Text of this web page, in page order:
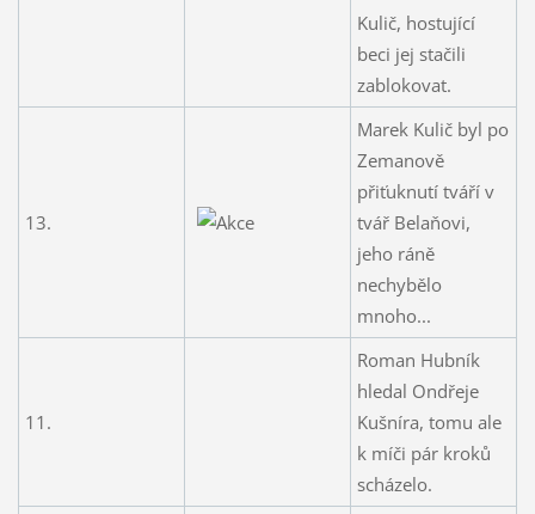
Kulič, hostující
beci jej stačili
zablokovat.
13.
Marek Kulič byl po
Zemanově
přiťuknutí tváří v
tvář Belaňovi,
jeho ráně
nechybělo
mnoho...
11.
Roman Hubník
hledal Ondřeje
Kušníra, tomu ale
k míči pár kroků
scházelo.